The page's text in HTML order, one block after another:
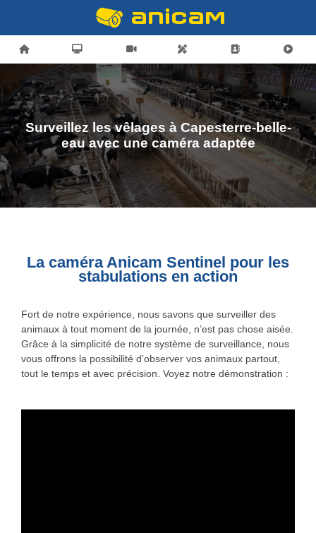
Surveillez les vêlages à Capesterre-belle-
eau avec une caméra adaptée
La caméra Anicam Sentinel pour les
stabulations en action
Fort de notre expérience, nous savons que surveiller des
animaux à tout moment de la journée, n’est pas chose aisée.
Grâce à la simplicité de notre système de surveillance, nous
vous offrons la possibilité d’observer vos animaux partout,
tout le temps et avec précision. Voyez notre démonstration :